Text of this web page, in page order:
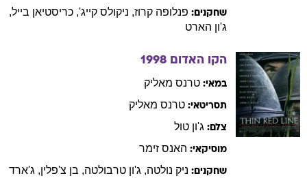
שחקנים: פנלופה קרוז, ניקולס קייג', כריסטיאן בייל,
ג'ון הארט
הקו האדום 1998
במאי: טרנס מאליק
תסריטאי: טרנס מאליק
צלם: ג'ון טול
מוסיקאי: האנס זימר
שחקנים: ניק נולטה, ג'ון טרבולטה, בן צ'פלין, ג'ארד